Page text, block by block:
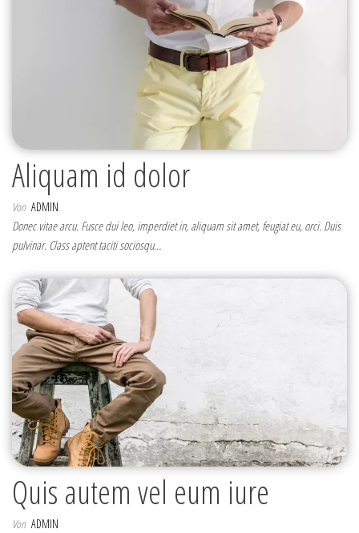
Aliquam id dolor
Von ADMIN
Donec vitae arcu. Fusce dui leo, imperdiet in, aliquam sit amet, feugiat eu, orci. Duis
pulvinar. Class aptent taciti sociosqu…
Quis autem vel eum iure
Von ADMIN